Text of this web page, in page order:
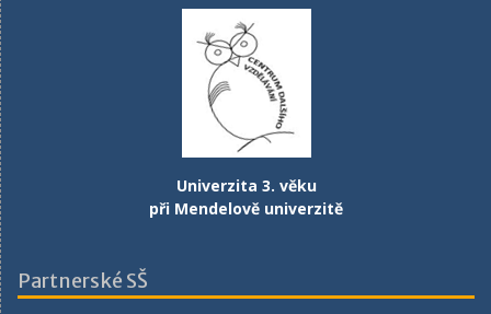
Univerzita 3. věku
při Mendelově univerzitě
Partnerské SŠ